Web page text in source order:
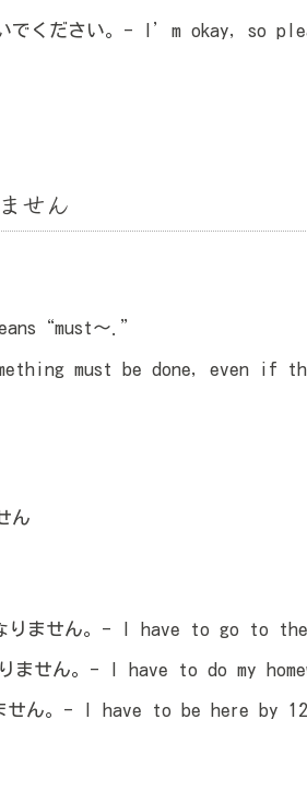
でください。- I’m okay, so
せん
～.”
must be done, even if
ん
りません。- I have to go to
ません。- I have to do my
せん。- I have to be here by